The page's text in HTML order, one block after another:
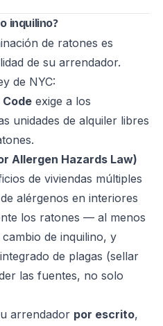
inquilino?
de ratones es
de su arrendador.
de NYC:
exige a los
unidades de alquiler libres
Allergen Hazards Law)
de viviendas múltiples
alérgenos en interiores
los ratones — al menos
de inquilino, y
de plagas (sellar
las fuentes, no solo
arrendador por escrito,